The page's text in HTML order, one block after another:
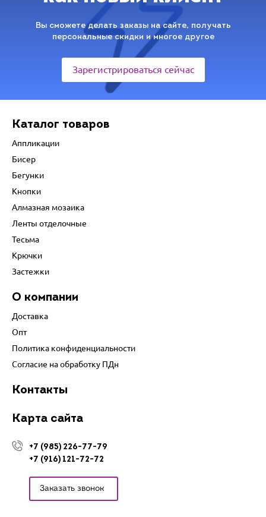
Вы сможете делать заказы на сайте, получать
персональные скидки и многое другое
Зарегистрироваться сейчас
Каталог товаров
Аппликации
Бисер
Бегунки
Кнопки
Алмазная мозаика
Ленты отделочные
Тесьма
Крючки
Застежки
О компании
Доставка
Опт
Политика конфиденциальности
Согласие на обработку ПДн
Контакты
Карта сайта
+7 (985) 226-77-79
+7 (916) 121-72-72
Заказать звонок